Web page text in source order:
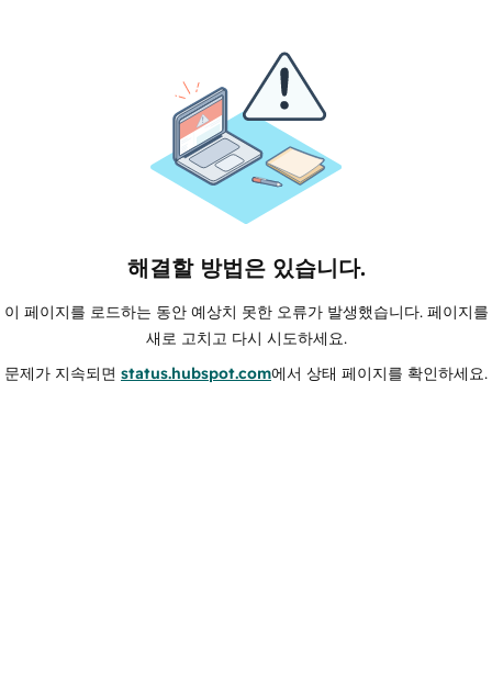
해결할 방법은 있습니다.
이 페이지를 로드하는 동안 예상치 못한 오류가 발생했습니다. 페이지를
새로 고치고 다시 시도하세요.
문제가 지속되면 status.hubspot.com에서 상태 페이지를 확인하세요.